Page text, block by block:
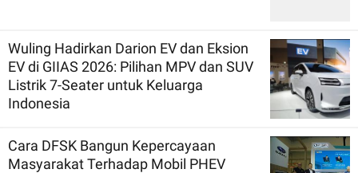
Wuling Hadirkan Darion EV dan Eksion
EV di GIIAS 2026: Pilihan MPV dan SUV
Listrik 7-Seater untuk Keluarga
Indonesia
Cara DFSK Bangun Kepercayaan
Masyarakat Terhadap Mobil PHEV